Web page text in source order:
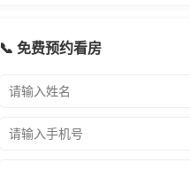
📞 免费预约看房